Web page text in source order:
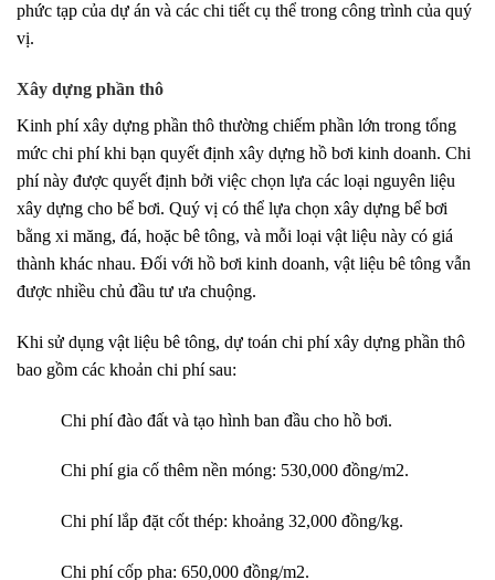
phức tạp của dự án và các chi tiết cụ thể trong công trình của quý
vị.
Xây dựng phần thô
Kinh phí xây dựng phần thô thường chiếm phần lớn trong tổng
mức chi phí khi bạn quyết định xây dựng hồ bơi kinh doanh. Chi
phí này được quyết định bởi việc chọn lựa các loại nguyên liệu
xây dựng cho bể bơi. Quý vị có thể lựa chọn xây dựng bể bơi
bằng xi măng, đá, hoặc bê tông, và mỗi loại vật liệu này có giá
thành khác nhau. Đối với hồ bơi kinh doanh, vật liệu bê tông vẫn
được nhiều chủ đầu tư ưa chuộng.
Khi sử dụng vật liệu bê tông, dự toán chi phí xây dựng phần thô
bao gồm các khoản chi phí sau:
Chi phí đào đất và tạo hình ban đầu cho hồ bơi.
Chi phí gia cố thêm nền móng: 530,000 đồng/m2.
Chi phí lắp đặt cốt thép: khoảng 32,000 đồng/kg.
Chi phí cốp pha: 650,000 đồng/m2.